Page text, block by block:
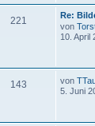
221
Re:
von
10. April
143 von
5. Juni